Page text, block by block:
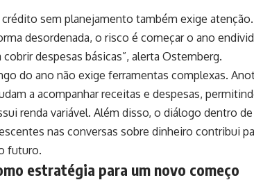
sem planejamento também exige
desordenada, o risco é começar o ano
despesas básicas”, alerta Ostemberg.
do ano não exige ferramentas complexas.
a acompanhar receitas e despesas,
renda variável. Além disso, o diálogo dentro de
nas conversas sobre dinheiro contribui
futuro.
estratégia para um novo começo